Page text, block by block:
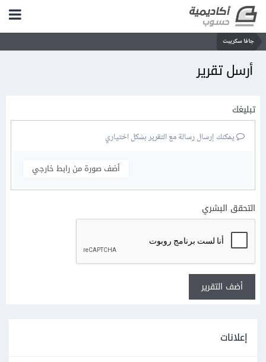
جافا سكريبت
أرسل تقرير
تبليغك
يمكنك إرسال رسالة مع التقرير بشكل اختياري
أضف صورة من رابط خارجي
التحقق البشري
أضف التقرير
إعلانات